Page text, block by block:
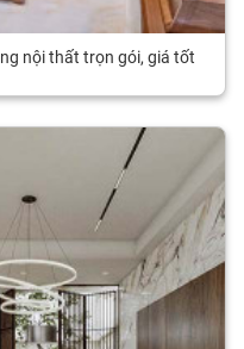
nội thất trọn gói, giá tốt